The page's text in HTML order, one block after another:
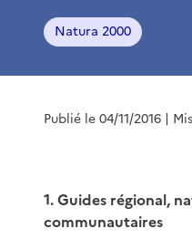
Natura 2000
Publié le 04/11/2016 |
1. Guides régional,
communautaires